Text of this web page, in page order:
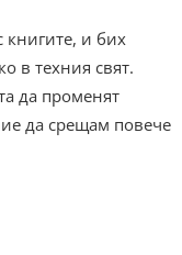
и бих
в техния свят.
да променят
да срещам повече